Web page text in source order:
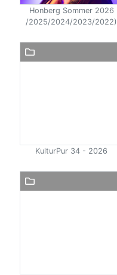
Honberg Sommer 2026
/2025/2024/2023/2022)
KulturPur 34 - 2026